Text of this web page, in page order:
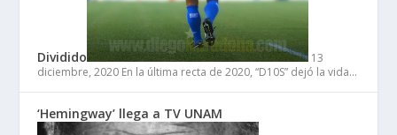
Dividido
13
diciembre, 2020 En la última recta de 2020, “D10S” dejó la vida…
‘Hemingway’ llega a TV UNAM